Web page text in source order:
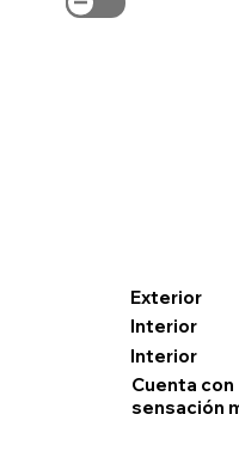
Exterior
Interior
Interior
Cuenta con
sensación